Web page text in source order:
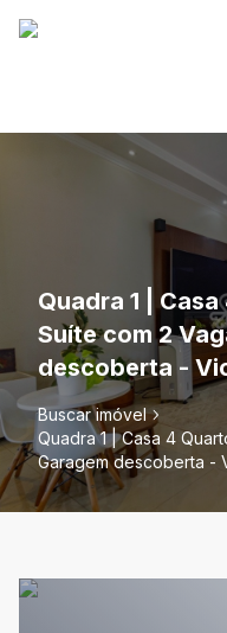
Quadra 1 |
Suíte com 2
descoberta -
Buscar imóvel
Quadra 1 | Casa 4
Garagem descoberta -